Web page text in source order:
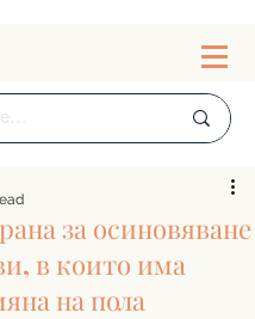
за осиновяване
в които има
на пола